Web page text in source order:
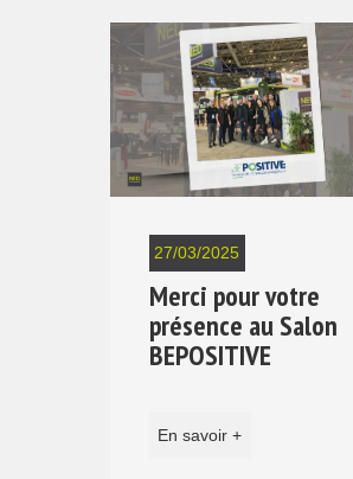
27/03/2025
Merci pour votre
présence au Salon
BEPOSITIVE
En savoir +